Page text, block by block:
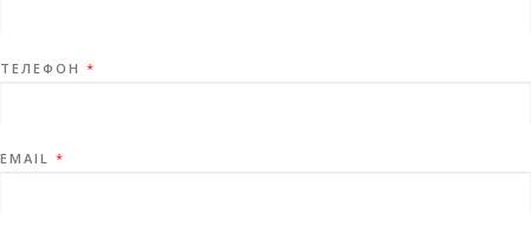
ТЕЛЕФОН *
EMAIL *